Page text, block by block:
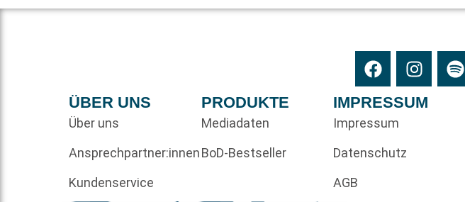
ÜBER UNS
Über uns
Ansprechpartner:innen
Kundenservice
PRODUKTE
Mediadaten
BoD-Bestseller
IMPRESSUM
Impressum
Datenschutz
AGB